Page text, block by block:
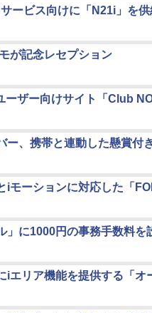
ービス向けに「N21i」を供
が記念レセプション
ーザー向けサイト「Club
ー、携帯と連動した懸賞付
iモーションに対応した「
」に1000円の事務手数料を
iエリア機能を提供する「オ